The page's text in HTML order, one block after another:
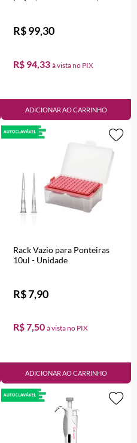
R$ 94,33
R$ 99,30
ADICIONAR AO CARRINHO
Rack Vazio para Ponteiras
10ul - Unidade
R$ 7,50
R$ 7,90
ADICIONAR AO CARRINHO